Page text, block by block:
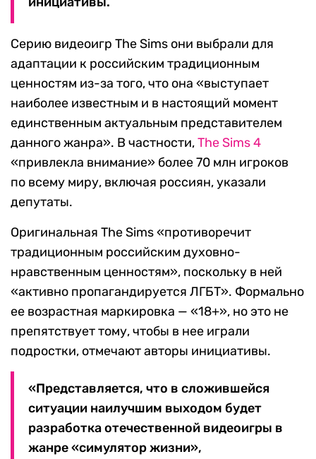
Серию видеоигр The Sims они выбрали для
адаптации к российским традиционным
ценностям из-за того, что она «выступает
наиболее известным и в настоящий момент
единственным актуальным представителем
данного жанра». В частности,The Sims 4
«привлекла внимание» более 70 млн игроков
по всему миру, включая россиян, указали
депутаты.
Оригинальная The Sims «противоречит
традиционным российским духовно-
нравственным ценностям», поскольку в ней
«активно пропагандируется ЛГБТ». Формально
ее возрастная маркировка — «18+», но это не
препятствует тому, чтобы в нее играли
подростки, отмечают авторы инициативы.
«Представляется, что в сложившейся
ситуации наилучшим выходом будет
разработка отечественной видеоигры в
жанре «симулятор жизни»,